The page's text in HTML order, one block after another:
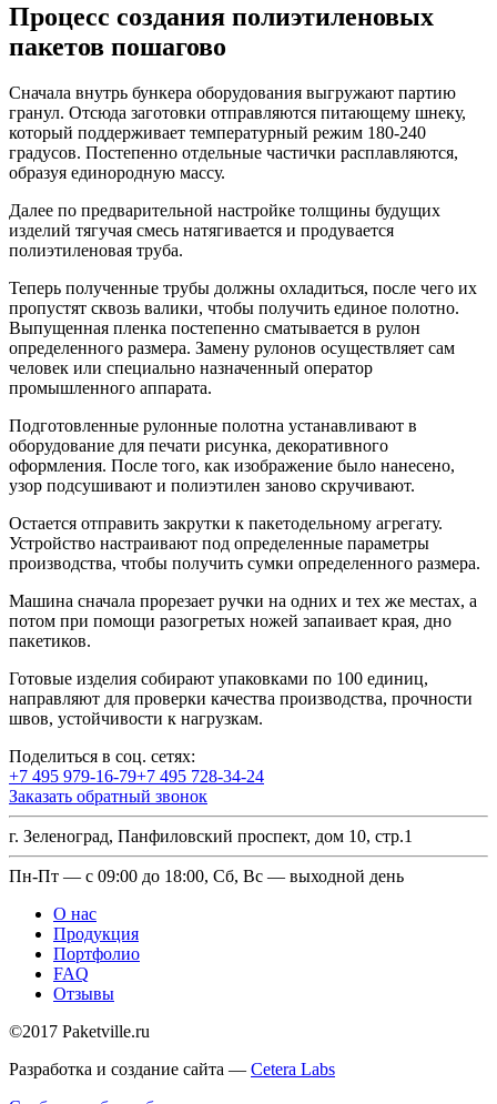
Процесс создания полиэтиленовых
пакетов пошагово
Сначала внутрь бункера оборудования выгружают партию
гранул. Отсюда заготовки отправляются питающему шнеку,
который поддерживает температурный режим 180-240
градусов. Постепенно отдельные частички расплавляются,
образуя единородную массу.
Далее по предварительной настройке толщины будущих
изделий тягучая смесь натягивается и продувается
полиэтиленовая труба.
Теперь полученные трубы должны охладиться, после чего их
пропустят сквозь валики, чтобы получить единое полотно.
Выпущенная пленка постепенно сматывается в рулон
определенного размера. Замену рулонов осуществляет сам
человек или специально назначенный оператор
промышленного аппарата.
Подготовленные рулонные полотна устанавливают в
оборудование для печати рисунка, декоративного
оформления. После того, как изображение было нанесено,
узор подсушивают и полиэтилен заново скручивают.
Остается отправить закрутки к пакетодельному агрегату.
Устройство настраивают под определенные параметры
производства, чтобы получить сумки определенного размера.
Машина сначала прорезает ручки на одних и тех же местах, а
потом при помощи разогретых ножей запаивает края, дно
пакетиков.
Готовые изделия собирают упаковками по 100 единиц,
направляют для проверки качества производства, прочности
швов, устойчивости к нагрузкам.
Поделиться в соц. сетях:
+7 495 979-16-79+7 495 728-34-24
Заказать обратный звонок
г. Зеленоград, Панфиловский проспект, дом 10, стр.1
Пн-Пт — с 09:00 до 18:00, Сб, Вс — выходной день
О нас
Продукция
Портфолио
FAQ
Отзывы
©2017 Paketville.ru
Разработка и создание сайта — Cetera Labs